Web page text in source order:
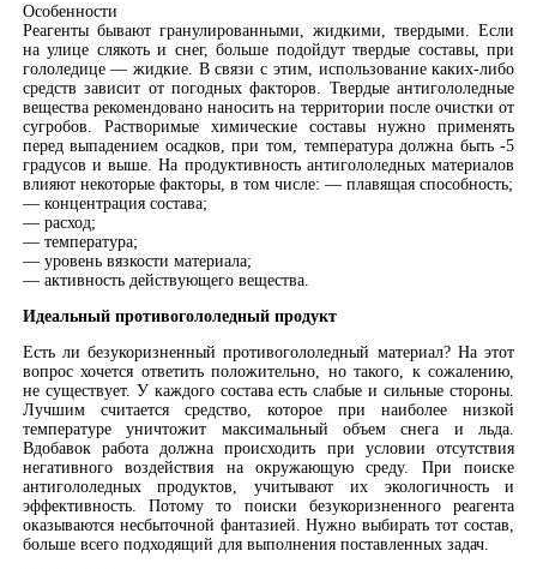
Особенности
Реагенты бывают гранулированными, жидкими, твердыми. Если
на улице слякоть и снег, больше подойдут твердые составы, при
гололедице — жидкие. В связи с этим, использование каких-либо
средств зависит от погодных факторов. Твердые антигололедные
вещества рекомендовано наносить на территории после очистки от
сугробов. Растворимые химические составы нужно применять
перед выпадением осадков, при том, температура должна быть -5
градусов и выше. На продуктивность антигололедных материалов
влияют некоторые факторы, в том числе: — плавящая способность;
— концентрация состава;
— расход;
— температура;
— уровень вязкости материала;
— активность действующего вещества.
Идеальный противогололедный продукт
Есть ли безукоризненный противогололедный материал? На этот
вопрос хочется ответить положительно, но такого, к сожалению,
не существует. У каждого состава есть слабые и сильные стороны.
Лучшим считается средство, которое при наиболее низкой
температуре уничтожит максимальный объем снега и льда.
Вдобавок работа должна происходить при условии отсутствия
негативного воздействия на окружающую среду. При поиске
антигололедных продуктов, учитывают их экологичность и
эффективность. Потому то поиски безукоризненного реагента
оказываются несбыточной фантазией. Нужно выбирать тот состав,
больше всего подходящий для выполнения поставленных задач.